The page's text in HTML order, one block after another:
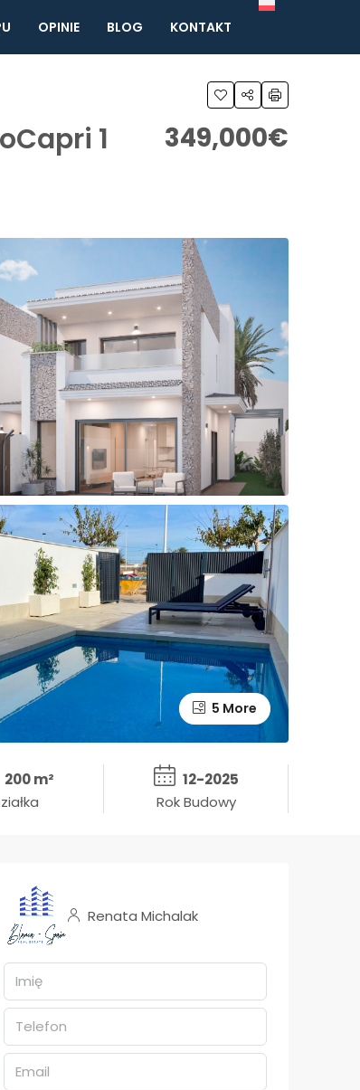
OPINIE BLOG KONTAKT
1 349,000€
5 More
200 m²
12-2025
Rok Budowy
Renata Michalak